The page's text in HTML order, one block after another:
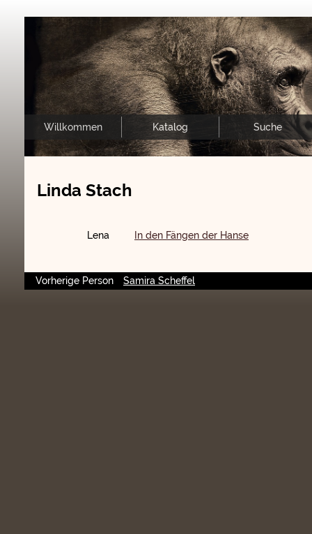
Willkommen Katalog Suche
Linda Stach
Lena In den Fängen der Hanse
Vorherige Person Samira Scheffel